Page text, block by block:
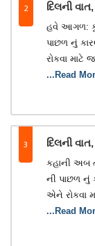
2 દિલની
હવે આગળ:
પાછળ નું
રોકવા
...Read
3 દિલની
કહાની અબ
ની પાછળ નું
એને રોકવા
...Read